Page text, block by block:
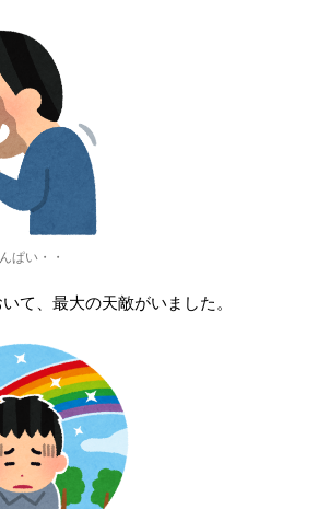
ぱい・・
て、最大の天敵がいました。